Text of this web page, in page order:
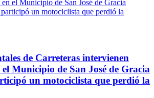
de Carreteras intervienen
el Municipio de San José de Gracia
un motociclista que perdió la